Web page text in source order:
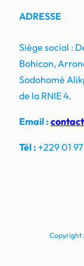
ADRESSE
Siège social :
Bohicon,
Sodohomè
de la RNIE 4.
Email :
Tél : +229 01
Copyright